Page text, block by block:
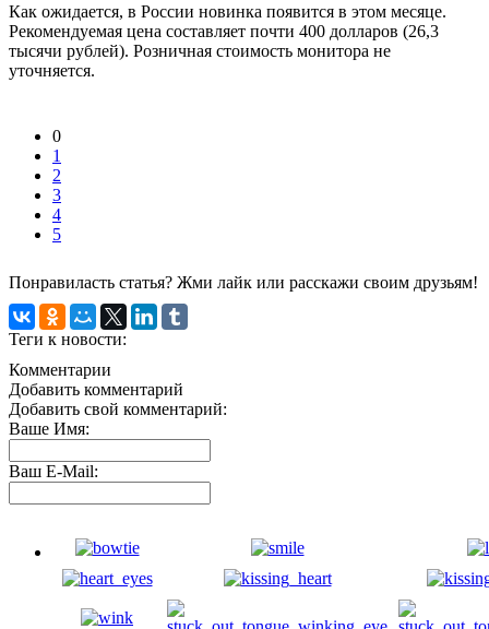
Как ожидается, в России новинка появится в этом месяце.
Рекомендуемая цена составляет почти 400 долларов (26,3
тысячи рублей). Розничная стоимость монитора не
уточняется.
0
1
2
3
4
5
Понравиласть статья? Жми лайк или расскажи своим друзьям!
Теги к новости:
Комментарии
Добавить комментарий
Добавить свой комментарий:
Ваше Имя:
Ваш E-Mail: